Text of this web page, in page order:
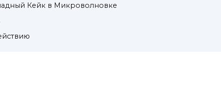
Кейк в Микроволновке